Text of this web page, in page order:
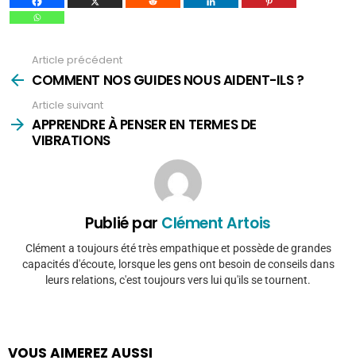
plus
Article précédent
COMMENT NOS GUIDES NOUS AIDENT-ILS ?
Article suivant
APPRENDRE À PENSER EN TERMES DE
VIBRATIONS
Publié par Clément Artois
Clément a toujours été très empathique et possède de grandes
capacités d'écoute, lorsque les gens ont besoin de conseils dans
leurs relations, c'est toujours vers lui qu'ils se tournent.
VOUS AIMEREZ AUSSI